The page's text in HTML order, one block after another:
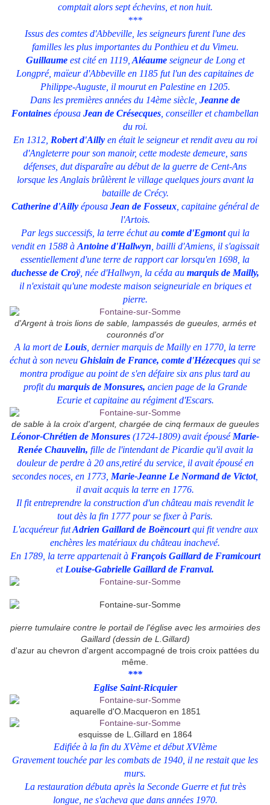
comptait alors sept échevins, et non huit.
***
Issus des comtes d'Abbeville, les seigneurs furent l'une des
familles les plus importantes du Ponthieu et du Vimeu.
Guillaumeest cité en 1119,Aléaumeseigneur de Long et
Longpré, maïeur d'Abbeville en 1185 fut l'un des capitaines de
Philippe-Auguste, il mourut en Palestine en 1205.
Dans les premières années du 14ème siècle, Jeanne de
Fontaines épousa Jean de Crésecques, conseiller et chambellan
du roi.
En 1312, Robert d'Aillyen était le seigneur et rendit aveu au roi
d'Angleterre pour son manoir, cette modeste demeure, sans
défenses, dut disparaîre au début de la guerre de Cent-Ans
lorsque les Anglais brûlèrent le village quelques jours avant la
bataille de Crécy.
Catherine d'Aillyépousa Jean de Fosseux, capitaine général de
l'Artois.
Par legs successifs, la terre échut aucomte d'Egmontqui la
vendit en 1588 àAntoine d'Hallwyn, bailli d'Amiens, il s'agissait
essentiellement d'une terre de rapport car lorsqu'en 1698, la
duchesse de Croÿ, née d'Hallwyn, la céda au marquis de Mailly,
il n'existait qu'une modeste maison seigneuriale en briques et
pierre.
d'Argent à trois lions de sable, lampassés de gueules, armés et
couronnés d'or
A la mort de Louis, dernier marquis de Mailly en 1770, la terre
échut à son neveu Ghislain de France, comte d'Hézecques qui se
montra prodigue au point de s'en défaire six ans plus tard au
profit du marquis de Monsures, ancien page de la Grande
Ecurie et capitaine au régiment d'Escars.
de sable à la croix d'argent, chargée de cinq fermaux de gueules
Léonor-Chrétien de Monsures (1724-1809) avait épouséMarie-
Renée Chauvelin, fille de l'intendant de Picardie qu'il avait la
douleur de perdre à 20 ans,retiré du service, il avait épousé en
secondes noces, en 1773,Marie-Jeanne Le Normand de Victot,
il avait acquis la terre en 1776.
Il fit entreprendre la construction d'un château mais revendit le
tout dès la fin 1777 pour se fixer à Paris.
L'acquéreur futAdrien Gaillard de Boëncourtqui fit vendre aux
enchères les matériaux du château inachevé.
En 1789, la terre appartenait à François Gaillard de Framicourt
etLouise-Gabrielle Gaillard de Franval.
pierre tumulaire contre le portail de l'église avec les armoiries des
Gaillard (dessin de L.Gillard)
d'azur au chevron d'argent accompagné de trois croix pattées du
même.
***
Eglise Saint-Ricquier
aquarelle d'O.Macqueron en 1851
esquisse de L.Gillard en 1864
Edifiée à la fin du XVème et début XVIème
Gravement touchée par les combats de 1940, il ne restait que les
murs.
La restauration débuta après la Seconde Guerre et fut très
longue, ne s'acheva que dans années 1970.